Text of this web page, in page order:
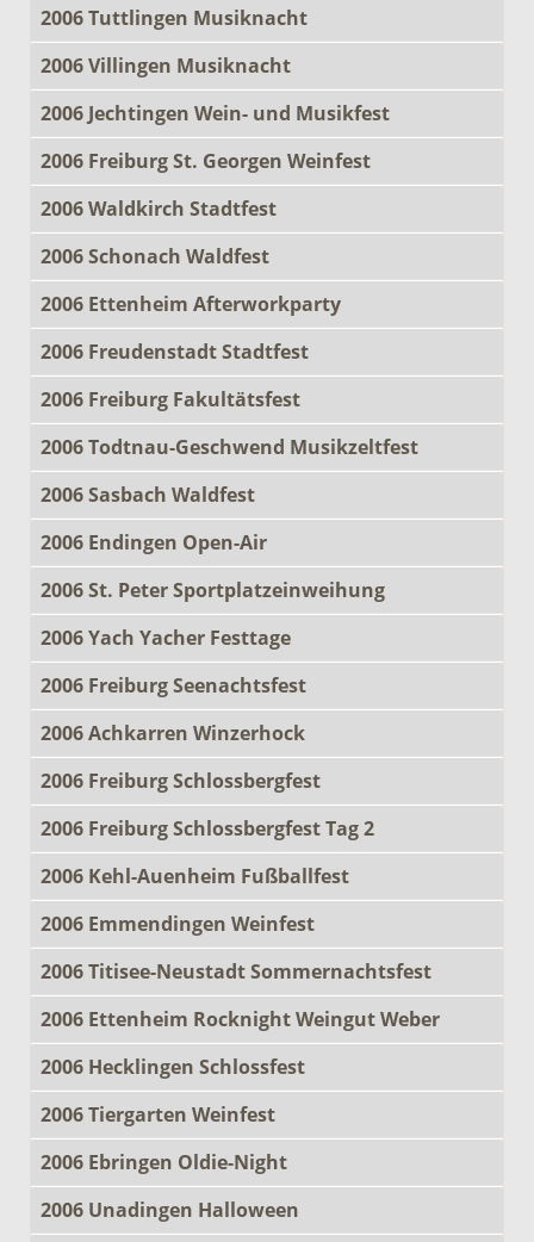
2006 Tuttlingen Musiknacht
2006 Villingen Musiknacht
2006 Jechtingen Wein- und Musikfest
2006 Freiburg St. Georgen Weinfest
2006 Waldkirch Stadtfest
2006 Schonach Waldfest
2006 Ettenheim Afterworkparty
2006 Freudenstadt Stadtfest
2006 Freiburg Fakultätsfest
2006 Todtnau-Geschwend Musikzeltfest
2006 Sasbach Waldfest
2006 Endingen Open-Air
2006 St. Peter Sportplatzeinweihung
2006 Yach Yacher Festtage
2006 Freiburg Seenachtsfest
2006 Achkarren Winzerhock
2006 Freiburg Schlossbergfest
2006 Freiburg Schlossbergfest Tag 2
2006 Kehl-Auenheim Fußballfest
2006 Emmendingen Weinfest
2006 Titisee-Neustadt Sommernachtsfest
2006 Ettenheim Rocknight Weingut Weber
2006 Hecklingen Schlossfest
2006 Tiergarten Weinfest
2006 Ebringen Oldie-Night
2006 Unadingen Halloween